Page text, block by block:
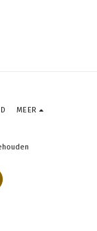
MEER